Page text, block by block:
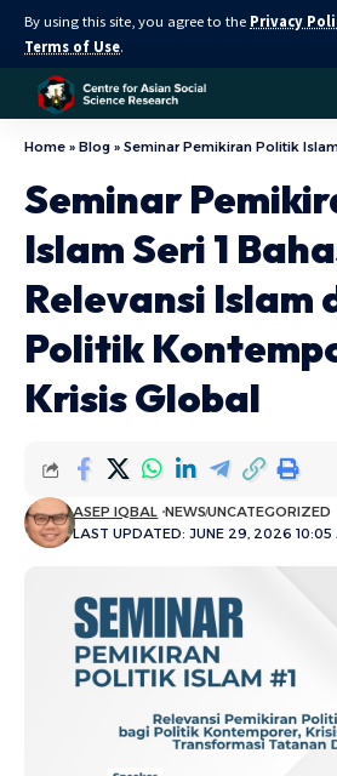
By using this site, you agree to the Privacy
Terms of Use.
Home » Blog » Seminar Pemikiran Politik Islam Seri 1 Bahas Relevansi
Seminar
Islam Seri 1
Relevansi Islam
Politik
Krisis Global
LAST UPDATED: JUNE 29, 2026 10:05
ASEP IQBAL NEWSUNCATEGORIZED